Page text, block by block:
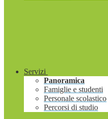
Servizi
Panoramica
Famiglie e studenti
Personale scolastico
Percorsi di studio